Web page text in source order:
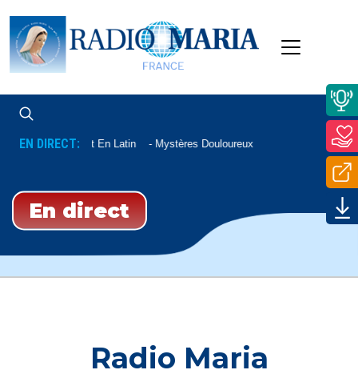
EN DIRECT:Chapelet En Latin Mystères Douloureux
En direct
Radio Maria